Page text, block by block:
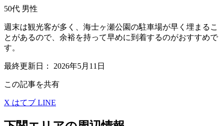
50代 男性
週末は観光客が多く、海士ヶ瀬公園の駐車場が早く埋まるこ
とがあるので、余裕を持って早めに到着するのがおすすめで
す。
最終更新日： 2026年5月11日
この記事を共有
X はてブ LINE